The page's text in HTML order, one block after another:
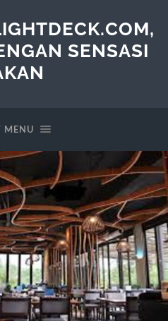
SENSASI
MENU